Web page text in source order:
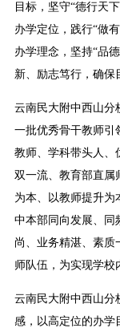
目标，坚守“德行天
办学定位，践行“做
办学理念，坚持“品
新、励志笃行，确保
云南民大附中西山分
一批优秀骨干教师引
教师、学科带头人、
双一流、教育部直属
为本、以教师提升为
中本部同向发展、同
尚、业务精湛、素质
师队伍，为实现学校
云南民大附中西山分
感，以高定位的办学